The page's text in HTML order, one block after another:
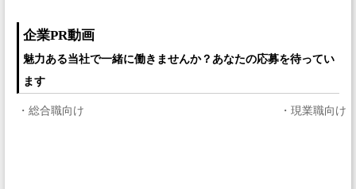
企業PR動画
魅力ある当社で一緒に働きませんか？あなたの応募を待ってい
ます
・総合職向け ・現業職向け